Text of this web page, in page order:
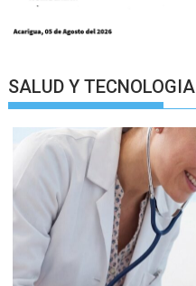
SALUD Y TECNOLOGIA